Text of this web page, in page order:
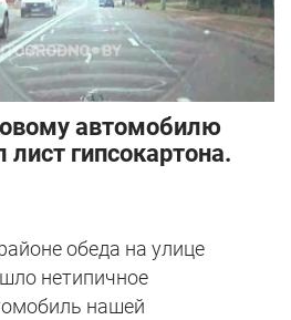
автомобилю
гипсокартона.
обеда на улице
нетипичное
нашей